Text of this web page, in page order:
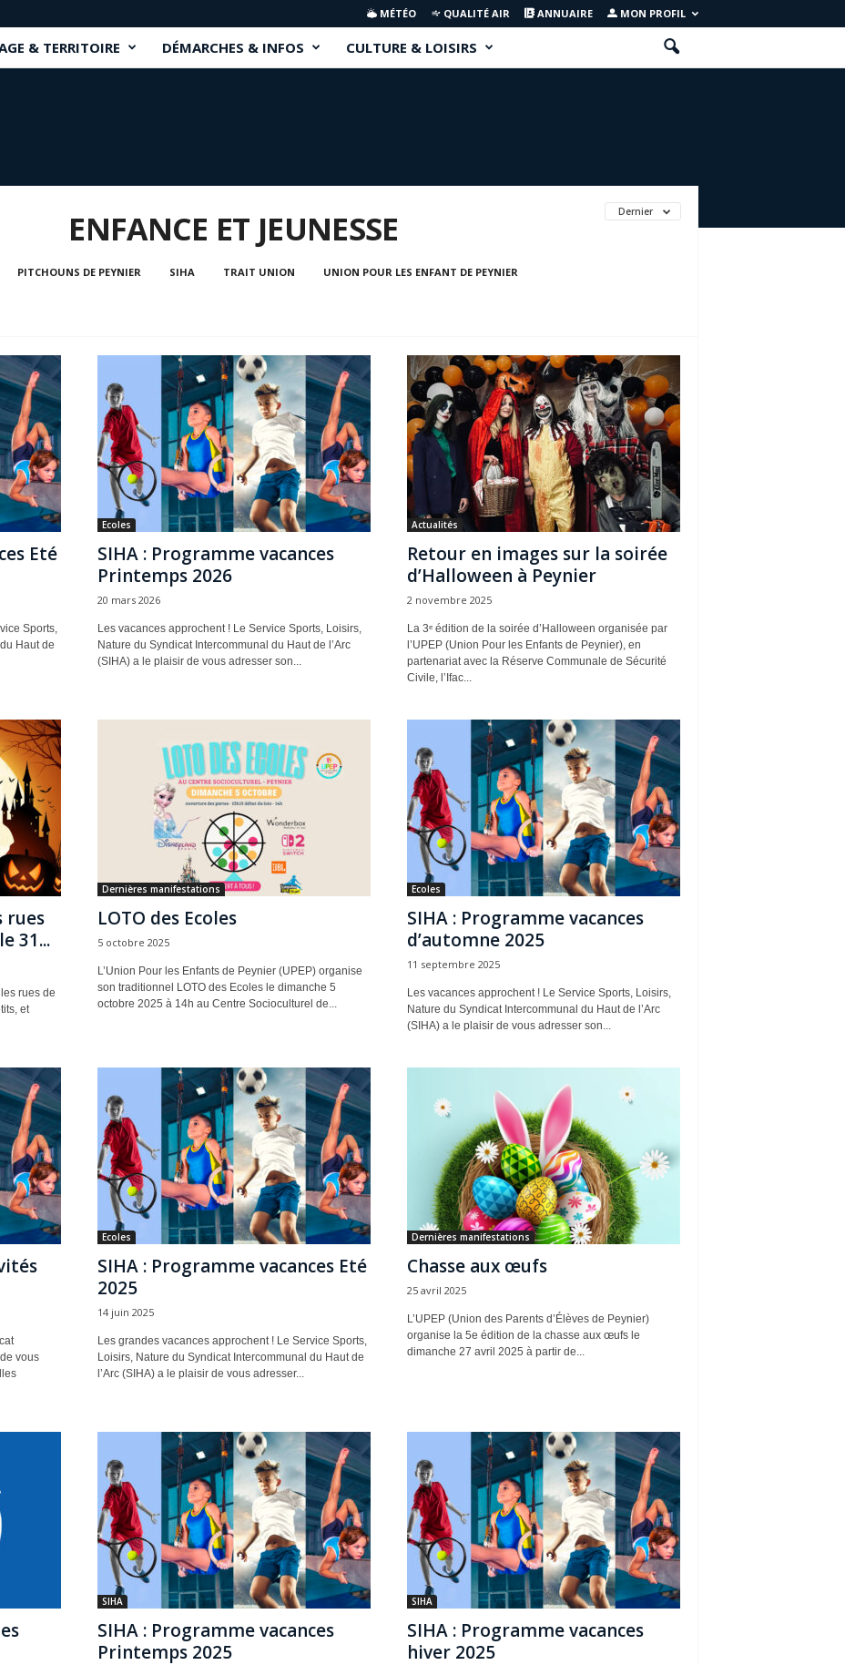
MÉTÉO QUALITÉ AIR ANNUAIRE MON PROFIL
& TERRITOIRE DÉMARCHES & INFOS CULTURE & LOISIRS
Dernier
ENFANCE ET JEUNESSE
PITCHOUNS DE PEYNIER SIHA TRAIT UNION UNION POUR LES ENFANT DE PEYNIER
Eté
Sports,
Haut de
Ecoles
SIHA : Programme vacances
Printemps 2026
20 mars 2026
Les vacances approchent ! Le Service Sports, Loisirs,
Nature du Syndicat Intercommunal du Haut de l’Arc
(SIHA) a le plaisir de vous adresser son...
Actualités
Retour en images sur la soirée
d’Halloween à Peynier
2 novembre 2025
La 3ᵉ édition de la soirée d’Halloween organisée par
l’UPEP (Union Pour les Enfants de Peynier), en
partenariat avec la Réserve Communale de Sécurité
Civile, l’Ifac...
rues
31...
rues de
et
Dernières manifestations
LOTO des Ecoles
5 octobre 2025
L’Union Pour les Enfants de Peynier (UPEP) organise
son traditionnel LOTO des Ecoles le dimanche 5
octobre 2025 à 14h au Centre Socioculturel de...
Ecoles
SIHA : Programme vacances
d’automne 2025
11 septembre 2025
Les vacances approchent ! Le Service Sports, Loisirs,
Nature du Syndicat Intercommunal du Haut de l’Arc
(SIHA) a le plaisir de vous adresser son...
vous
Ecoles
SIHA : Programme vacances Eté
2025
14 juin 2025
Les grandes vacances approchent ! Le Service Sports,
Loisirs, Nature du Syndicat Intercommunal du Haut de
l’Arc (SIHA) a le plaisir de vous adresser...
Dernières manifestations
Chasse aux œufs
25 avril 2025
L’UPEP (Union des Parents d’Élèves de Peynier)
organise la 5e édition de la chasse aux œufs le
dimanche 27 avril 2025 à partir de...
SIHA
SIHA : Programme vacances
Printemps 2025
SIHA
SIHA : Programme vacances
hiver 2025